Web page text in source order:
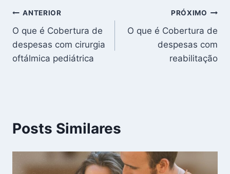
Navegação
de
Post
ANTERIOR
O que é Cobertura de
despesas com cirurgia
oftálmica pediátrica
PRÓXIMO
O que é Cobertura de
despesas com
reabilitação
Posts Similares